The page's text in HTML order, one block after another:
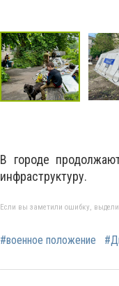
В городе
инфраструктуру.
Если вы заметили ошибку,
#военное положение